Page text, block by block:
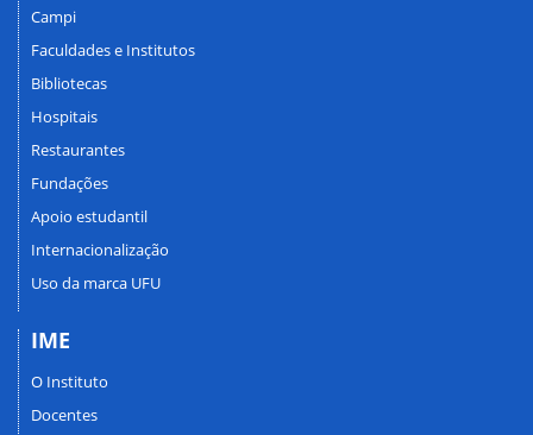
Campi
Faculdades e Institutos
Bibliotecas
Hospitais
Restaurantes
Fundações
Apoio estudantil
Internacionalização
Uso da marca UFU
IME
O Instituto
Docentes